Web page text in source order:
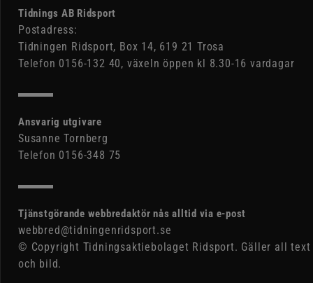
Tidnings AB Ridsport
Postadress:
Tidningen Ridsport, Box 14, 619 21 Trosa
Telefon 0156-132 40, växeln öppen kl 8.30-16 vardagar
Ansvarig utgivare
Susanne Tornberg
Telefon 0156-348 75
Tjänstgörande webbredaktör nås alltid via e-post
webbred@tidningenridsport.se
© Copyright Tidningsaktiebolaget Ridsport. Gäller all text
och bild.